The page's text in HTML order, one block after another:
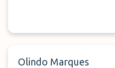
Olindo Marques